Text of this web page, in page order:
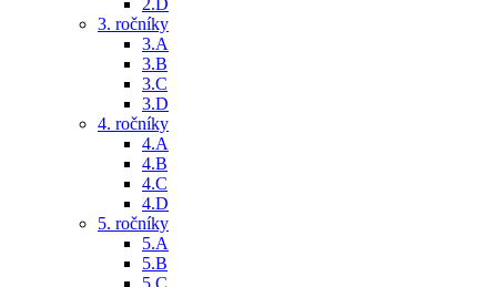
2.D
3. ročníky
3.A
3.B
3.C
3.D
4. ročníky
4.A
4.B
4.C
4.D
5. ročníky
5.A
5.B
5.C